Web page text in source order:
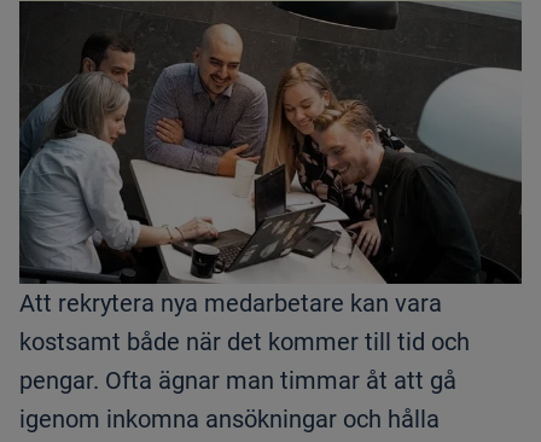
Att rekrytera nya medarbetare kan vara
kostsamt både när det kommer till tid och
pengar. Ofta ägnar man timmar åt att gå
igenom inkomna ansökningar och hålla